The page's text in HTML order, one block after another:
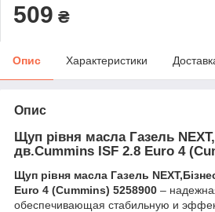
509 ₴
Опис Характеристики
Опис
Щуп рівня масла Газель
дв.Cummins ISF 2.8 Euro 4
Щуп рівня масла Газель
Euro 4 (Cummins) 5258900 –
обеспечивающая стабильную и